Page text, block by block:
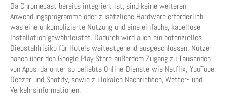
Da Chromecast bereits integriert ist, sind keine weiteren
Anwendungsprogramme oder zusätzliche Hardware erforderlich,
was eine unkomplizierte Nutzung und eine einfache, kabellose
Installation gewährleistet. Dadurch wird auch ein potenzielles
Diebstahlrisiko für Hotels weitestgehend ausgeschlossen. Nutzer
haben über den Google Play Store außerdem Zugang zu Tausenden
von Apps, darunter so beliebte Online-Dienste wie Netflix, YouTube,
Deezer und Spotify, sowie zu lokalen Nachrichten, Wetter- und
Verkehrsinformationen.